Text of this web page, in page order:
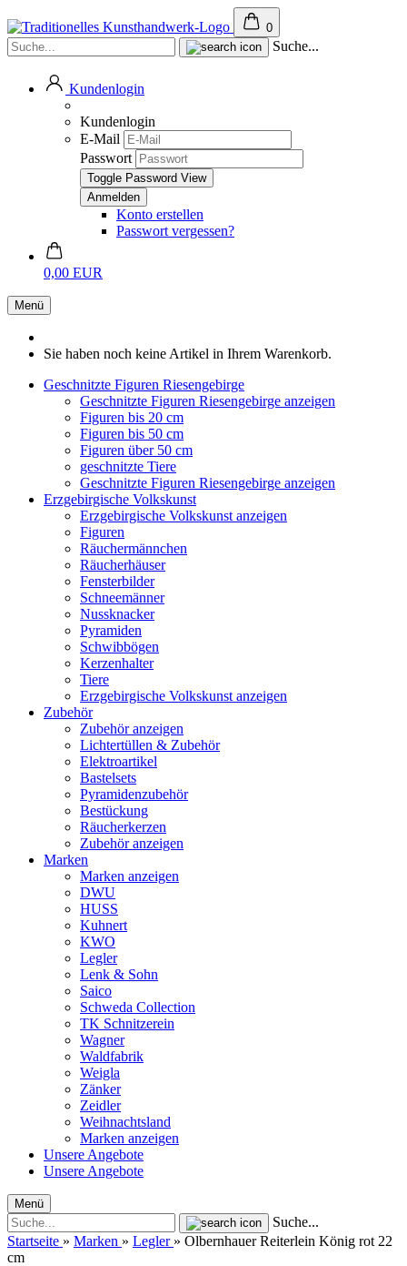
0
Suche...
Kundenlogin
Kundenlogin
E-Mail
Passwort
Toggle Password View
Konto erstellen
Passwort vergessen?
0,00 EUR
Menü
Sie haben noch keine Artikel in Ihrem Warenkorb.
Geschnitzte Figuren Riesengebirge
Geschnitzte Figuren Riesengebirge anzeigen
Figuren bis 20 cm
Figuren bis 50 cm
Figuren über 50 cm
geschnitzte Tiere
Geschnitzte Figuren Riesengebirge anzeigen
Erzgebirgische Volkskunst
Erzgebirgische Volkskunst anzeigen
Figuren
Räuchermännchen
Räucherhäuser
Fensterbilder
Schneemänner
Nussknacker
Pyramiden
Schwibbögen
Kerzenhalter
Tiere
Erzgebirgische Volkskunst anzeigen
Zubehör
Zubehör anzeigen
Lichtertüllen & Zubehör
Elektroartikel
Bastelsets
Pyramidenzubehör
Bestückung
Räucherkerzen
Zubehör anzeigen
Marken
Marken anzeigen
DWU
HUSS
Kuhnert
KWO
Legler
Lenk & Sohn
Saico
Schweda Collection
TK Schnitzerein
Wagner
Waldfabrik
Weigla
Zänker
Zeidler
Weihnachtsland
Marken anzeigen
Unsere Angebote
Unsere Angebote
Menü
Suche...
Startseite » Marken » Legler » Olbernhauer Reiterlein König rot 22
cm